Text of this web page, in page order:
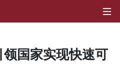
国家实现快速可